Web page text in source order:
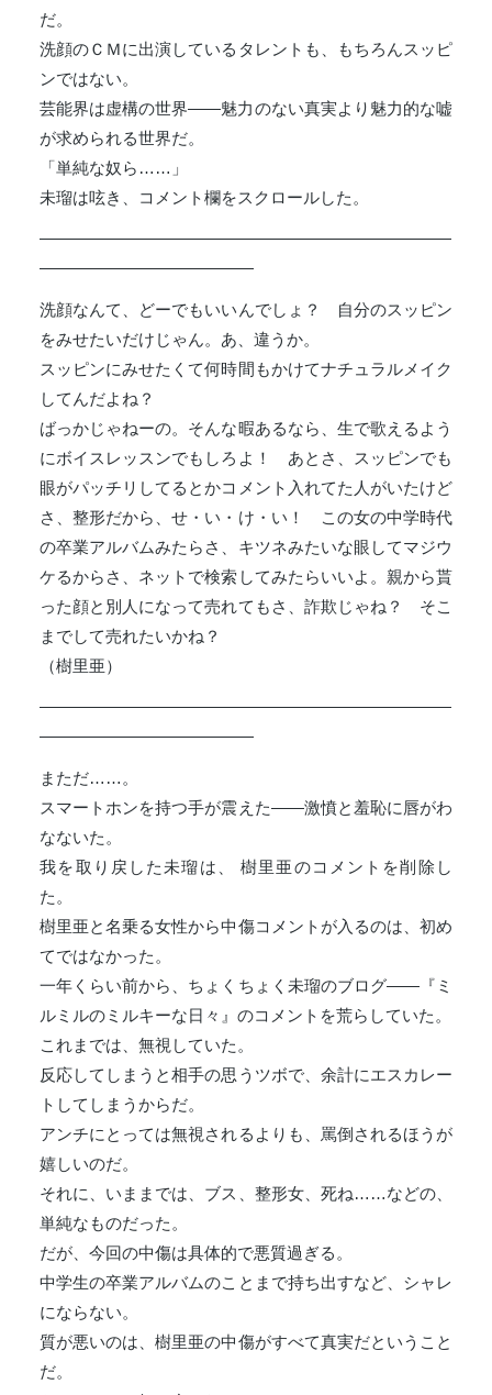
だ。
洗顔のＣＭに出演しているタレントも、もちろんスッピ
ンではない。
芸能界は虚構の世界――魅力のない真実より魅力的な嘘
が求められる世界だ。
「単純な奴ら……」
未瑠は呟き、コメント欄をスクロールした。
―――――――――――――――――――――――――
―――――――――――――
洗顔なんて、どーでもいいんでしょ？ 自分のスッピン
をみせたいだけじゃん。あ、違うか。
スッピンにみせたくて何時間もかけてナチュラルメイク
してんだよね？
ばっかじゃねーの。そんな暇あるなら、生で歌えるよう
にボイスレッスンでもしろよ！ あとさ、スッピンでも
眼がパッチリしてるとかコメント入れてた人がいたけど
さ、整形だから、せ・い・け・い！ この女の中学時代
の卒業アルバムみたらさ、キツネみたいな眼してマジウ
ケるからさ、ネットで検索してみたらいいよ。親から貰
った顔と別人になって売れてもさ、詐欺じゃね？ そこ
までして売れたいかね？
（樹里亜）
―――――――――――――――――――――――――
―――――――――――――
まただ……。
スマートホンを持つ手が震えた――激憤と羞恥に唇がわ
なないた。
我を取り戻した未瑠は、 樹里亜のコメントを削除し
た。
樹里亜と名乗る女性から中傷コメントが入るのは、初め
てではなかった。
一年くらい前から、ちょくちょく未瑠のブログ――『ミ
ルミルのミルキーな日々』のコメントを荒らしていた。
これまでは、無視していた。
反応してしまうと相手の思うツボで、余計にエスカレー
トしてしまうからだ。
アンチにとっては無視されるよりも、罵倒されるほうが
嬉しいのだ。
それに、いままでは、ブス、整形女、死ね……などの、
単純なものだった。
だが、今回の中傷は具体的で悪質過ぎる。
中学生の卒業アルバムのことまで持ち出すなど、シャレ
にならない。
質が悪いのは、樹里亜の中傷がすべて真実だということ
だ。